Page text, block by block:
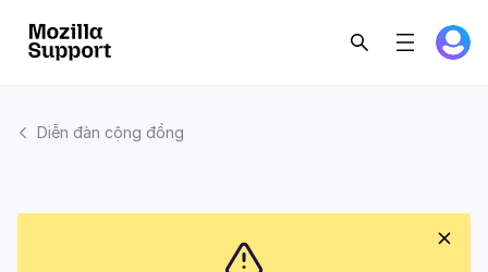
Diễn đàn cộng đồng